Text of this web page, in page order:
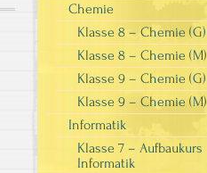
Chemie
Klasse 8 – Chemie (G)
Klasse 8 – Chemie (M)
Klasse 9 – Chemie (G)
Klasse 9 – Chemie (M)
Informatik
Klasse 7 – Aufbaukurs
Informatik